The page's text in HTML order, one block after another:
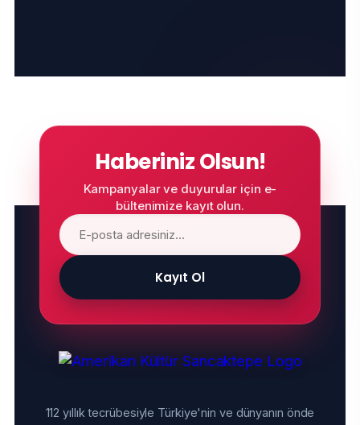
Haberiniz Olsun!
Kampanyalar ve duyurular için e-
bültenimize kayıt olun.
Kayıt Ol
112 yıllık tecrübesiyle Türkiye'nin ve dünyanın önde